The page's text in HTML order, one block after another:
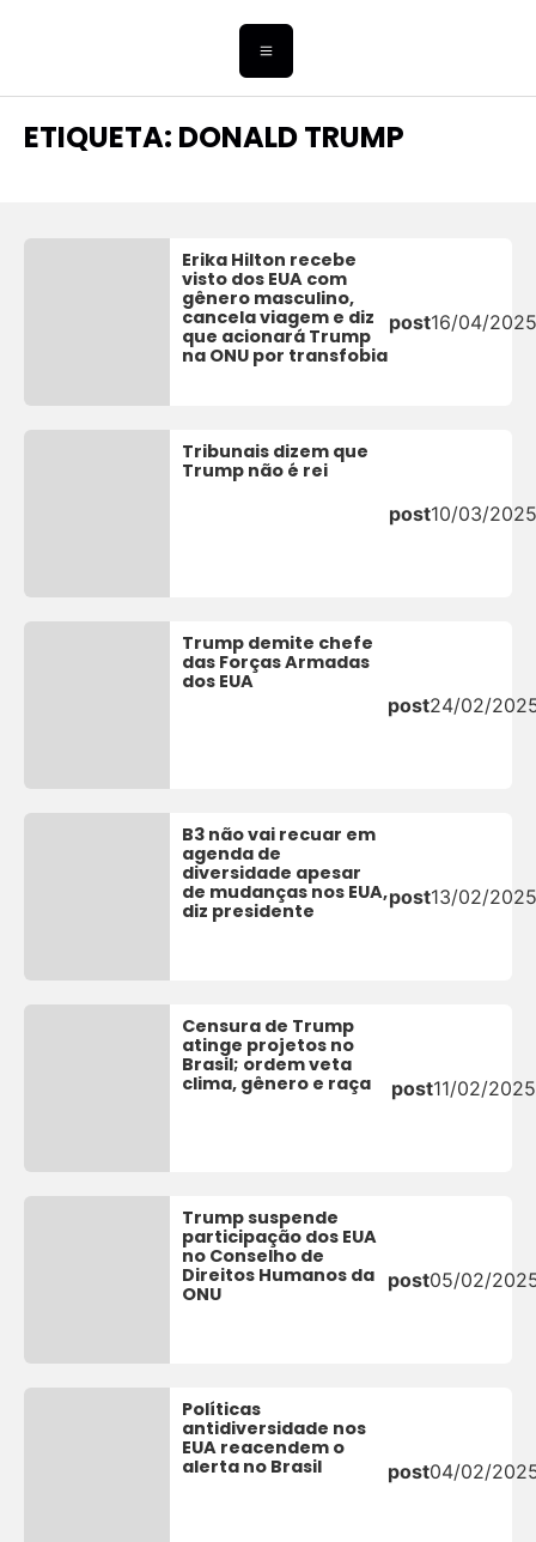
ETIQUETA: DONALD TRUMP
Erika Hilton recebe
visto dos EUA com
gênero masculino,
cancela viagem e diz
que acionará Trump
na ONU por transfobia
post16/04/
Tribunais dizem que
Trump não é rei
post10/03/
Trump demite chefe
das Forças Armadas
dos EUA
post24/02/
B3 não vai recuar em
agenda de
diversidade apesar
de mudanças nos EUA,
diz presidente
post13/02/
Censura de Trump
atinge projetos no
Brasil; ordem veta
clima, gênero e raça
post11/02/2025
Trump suspende
participação dos EUA
no Conselho de
Direitos Humanos da
ONU
post05/02/
Políticas
antidiversidade nos
EUA reacendem o
alerta no Brasil
post04/02/